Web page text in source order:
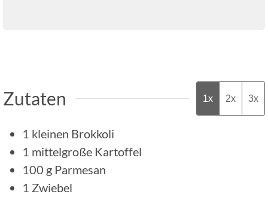
Zutaten 1x 2x 3x
1 kleinen Brokkoli
1 mittelgroße Kartoffel
100 g Parmesan
1 Zwiebel